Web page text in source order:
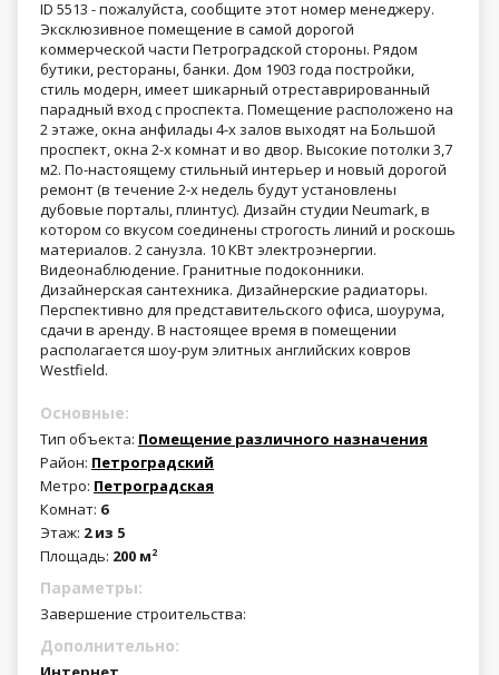
ID 5513 - пожалуйста, сообщите этот номер менеджеру.
Эксклюзивное помещение в самой дорогой
коммерческой части Петроградской стороны. Рядом
бутики, рестораны, банки. Дом 1903 года постройки,
стиль модерн, имеет шикарный отреставрированный
парадный вход с проспекта. Помещение расположено на
2 этаже, окна анфилады 4-х залов выходят на Большой
проспект, окна 2-х комнат и во двор. Высокие потолки 3,7
м2. По-настоящему стильный интерьер и новый дорогой
ремонт (в течение 2-х недель будут установлены
дубовые порталы, плинтус). Дизайн студии Neumark, в
котором со вкусом соединены строгость линий и роскошь
материалов. 2 санузла. 10 КВт электроэнергии.
Видеонаблюдение. Гранитные подоконники.
Дизайнерская сантехника. Дизайнерские радиаторы.
Перспективно для представительского офиса, шоурума,
сдачи в аренду. В настоящее время в помещении
располагается шоу-рум элитных английских ковров
Westfield.
Основные:
Тип объекта: Помещение различного назначения
Район: Петроградский
Метро: Петроградская
Комнат: 6
Этаж: 2 из 5
Площадь: 200 м2
Параметры:
Завершение строительства:
Дополнительно: